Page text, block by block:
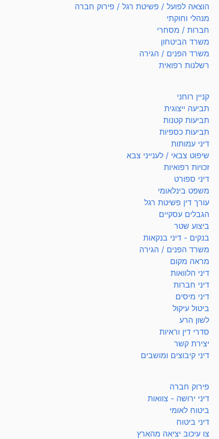
הוצאה לפועל / פשיטת רגל / פירוק חברה
מנהלי וחוקתי
חברות / מסחרי
משרד הביטחון
משרד הפנים / הגירה
רשלנות רפואית
קניין רוחני
תביעה ייצוגית
תביעות קטנות
תביעות כספיות
דיני עמותות
שיפוט צבאי / לענייני צבא
זכויות רפואיות
דיני ספורט
משפט בינלאומי
עורך דין פשיטת רגל
הגבלים עסקיים
ביצוע שטר
בנקים - דיני בנקאות
משרד הפנים / הגירה
מראה מקום
דיני הלוואות
דיני חברות
דיני מיסים
ביטול עיקול
לשון הרע
סדרי דין וראיות
יצירת קשר
דיני קיבוצים ומושבים
פירוק חברה
דיני ירושה - צוואות
ביטוח לאומי
דיני ביטוח
צו עיכוב יציאה מהארץ